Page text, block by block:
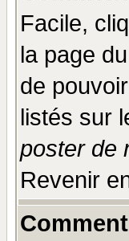
Facile,
la page
de
listés sur
poster de
Revenir